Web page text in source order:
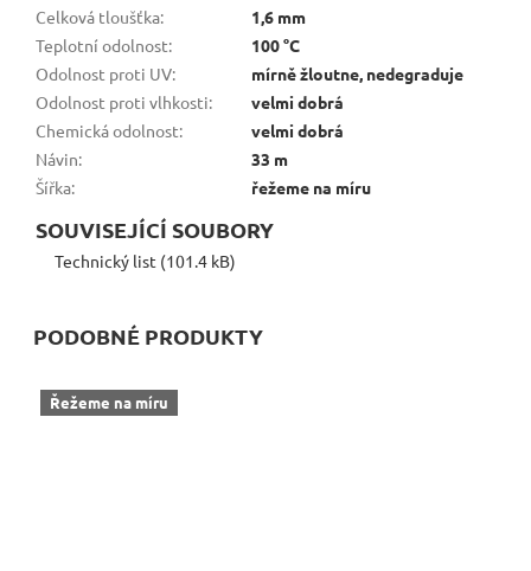
Celková tloušťka:
1,6 mm
Teplotní odolnost:
100 °C
Odolnost proti UV:
mírně žloutne, nedegraduje
Odolnost proti vlhkosti:
velmi dobrá
Chemická odolnost:
velmi dobrá
Návin:
33 m
Šířka: řežeme na míru
SOUVISEJÍCÍ SOUBORY
Technický list (101.4 kB)
PODOBNÉ PRODUKTY
Řežeme na míru